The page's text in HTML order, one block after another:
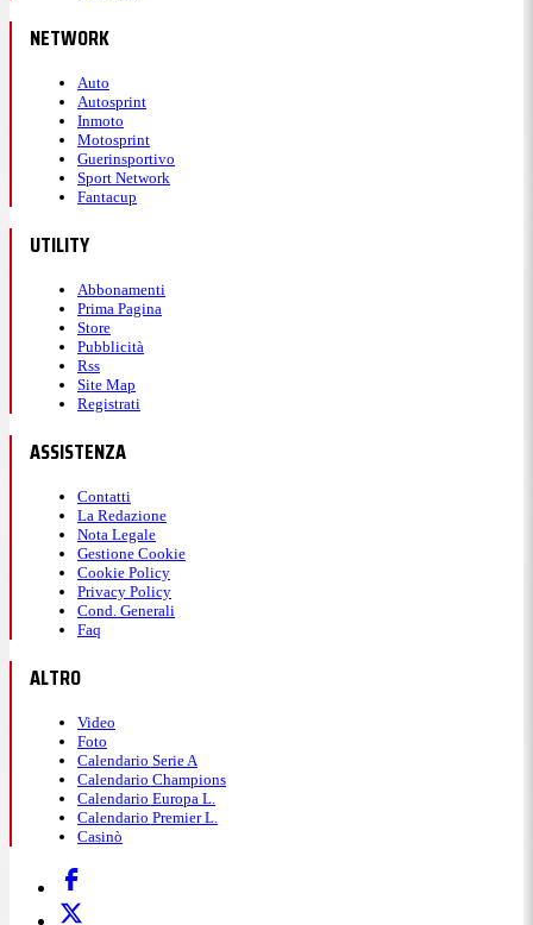
NETWORK
Auto
Autosprint
Inmoto
Motosprint
Guerinsportivo
Sport Network
Fantacup
UTILITY
Abbonamenti
Prima Pagina
Store
Pubblicità
Rss
Site Map
Registrati
ASSISTENZA
Contatti
La Redazione
Nota Legale
Gestione Cookie
Cookie Policy
Privacy Policy
Cond. Generali
Faq
ALTRO
Video
Foto
Calendario Serie A
Calendario Champions
Calendario Europa L.
Calendario Premier L.
Casinò